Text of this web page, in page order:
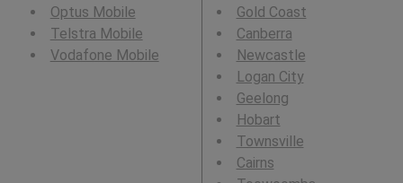
Optus Mobile
Telstra Mobile
Vodafone Mobile
Gold Coast
Canberra
Newcastle
Logan City
Geelong
Hobart
Townsville
Cairns